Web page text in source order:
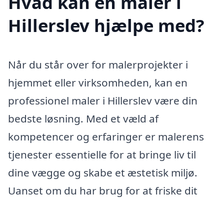
Hillerslev hjælpe med?
Når du står over for malerprojekter i
hjemmet eller virksomheden, kan en
professionel maler i Hillerslev være din
bedste løsning. Med et væld af
kompetencer og erfaringer er malerens
tjenester essentielle for at bringe liv til
dine vægge og skabe et æstetisk miljø.
Uanset om du har brug for at friske dit